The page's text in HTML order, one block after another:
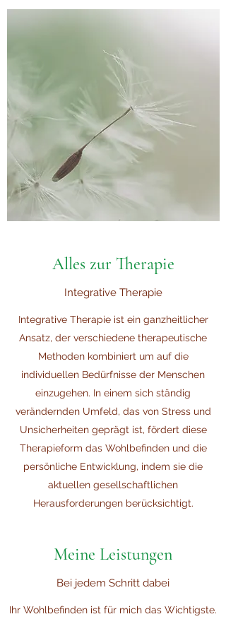
Alles zur Therapie
Integrative Therapie
Integrative Therapie ist ein ganzheitlicher
Ansatz, der verschiedene therapeutische
Methoden kombiniert um auf die
individuellen Bedürfnisse der Menschen
einzugehen. In einem sich ständig
verändernden Umfeld, das von Stress und
Unsicherheiten geprägt ist, fördert diese
Therapieform das Wohlbefinden und die
persönliche Entwicklung, indem sie die
aktuellen gesellschaftlichen
Herausforderungen berücksichtigt.
Meine Leistungen
Bei jedem Schritt dabei
Ihr Wohlbefinden ist für mich das Wichtigste.